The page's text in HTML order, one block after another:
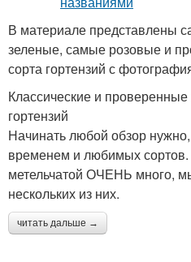
В материале представлены
зеленые, самые розовые и
сорта гортензий с
Классические и проверенные
гортензий
Начинать любой обзор
временем и любимых сортов.
метельчатой ОЧЕНЬ много,
нескольких из них.
читать дальше →